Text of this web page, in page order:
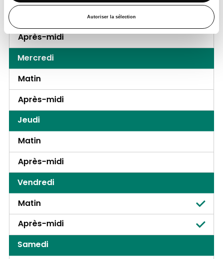
Autoriser la sélection
Après-midi
Mercredi
Matin
Après-midi
Jeudi
Matin
Après-midi
Vendredi
Matin
Après-midi
Samedi